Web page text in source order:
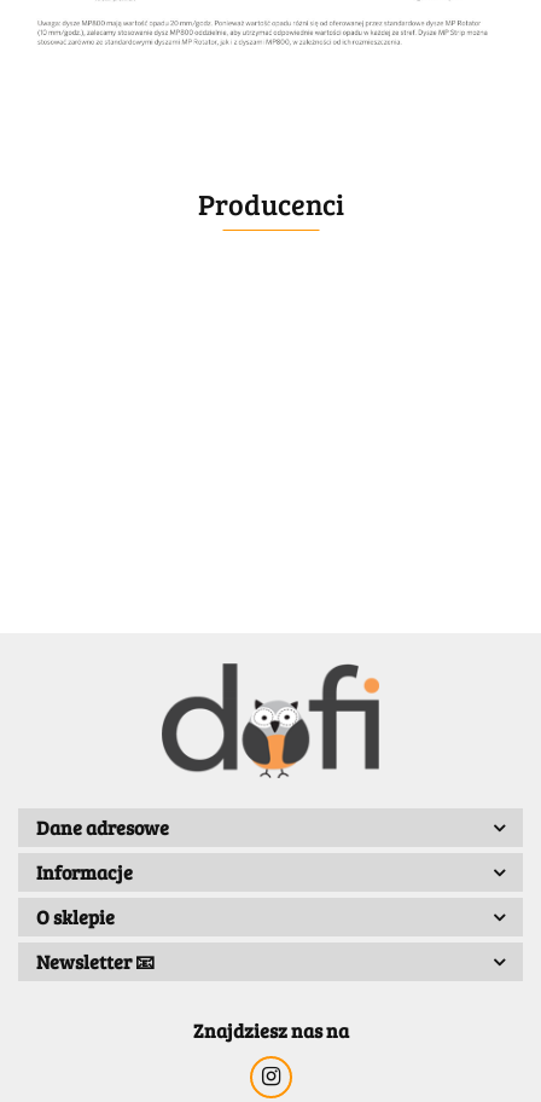
Producenci
BENASSI/GALGI
Dane adresowe
Informacje
O sklepie
Newsletter 📧
Znajdziesz nas na